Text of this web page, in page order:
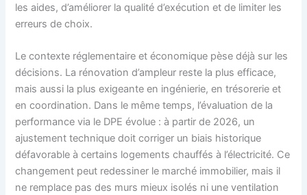
les aides, d’améliorer la qualité d’exécution et de limiter les
erreurs de choix.
Le contexte réglementaire et économique pèse déjà sur les
décisions. La rénovation d’ampleur reste la plus efficace,
mais aussi la plus exigeante en ingénierie, en trésorerie et
en coordination. Dans le même temps, l’évaluation de la
performance via le DPE évolue : à partir de 2026, un
ajustement technique doit corriger un biais historique
défavorable à certains logements chauffés à l’électricité. Ce
changement peut redessiner le marché immobilier, mais il
ne remplace pas des murs mieux isolés ni une ventilation